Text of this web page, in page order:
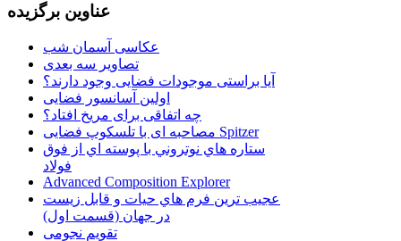
عناوین برگزیده
عکاسی آسمان شب
تصاویر سه بعدی
آیا براستی موجودات فضایی وجود دارند؟
اولین آسانسور فضایی
چه اتفاقی برای مریخ افتاد؟
مصاحبه ای با تلسکوپ فضایی Spitzer
ستاره هاي نوتروني با پوسته اي از فوق
فولاد
Advanced Composition Explorer
عجیب ترین فرم هاي حيات و قابل زيست
در جهان (قسمت اول)
تقویم نجومی